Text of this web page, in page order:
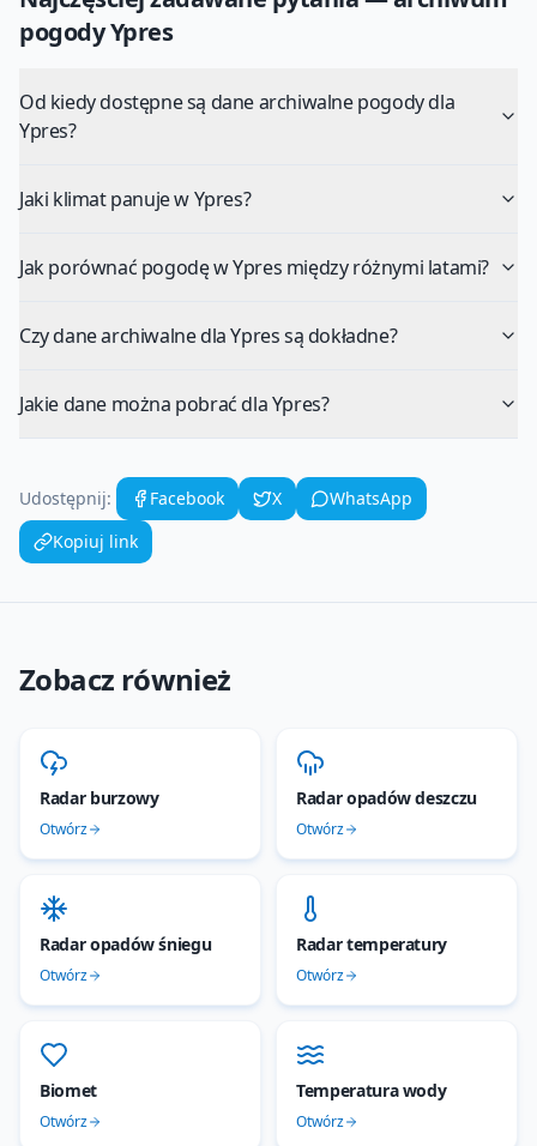
pogodyYpres
Od kiedy dostępne są dane archiwalne pogody dla
Ypres?
Jaki klimat panuje w Ypres?
Jak porównać pogodę w Ypres między różnymi latami?
Czy dane archiwalne dla Ypres są dokładne?
Jakie dane można pobrać dla Ypres?
Udostępnij: Facebook X
WhatsApp
Kopiuj link
Zobacz również
Radar burzowy
Otwórz
Radar opadów deszczu
Otwórz
Radar opadów śniegu
Otwórz
Radar temperatury
Otwórz
Biomet
Otwórz
Temperatura wody
Otwórz